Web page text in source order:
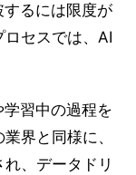
るには限度が
セスでは、AI
習中の過程を
界と同様に、
、データドリ